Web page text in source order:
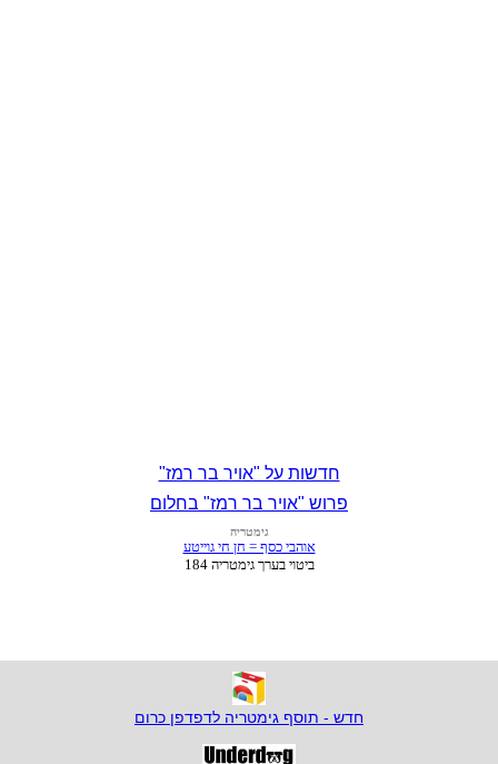
חדשות על "אויר בר רמז"
פרוש "אויר בר רמז" בחלום
חדש - תוסף גימטריה לדפדפן כרום